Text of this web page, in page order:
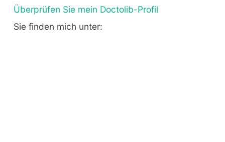
Überprüfen Sie mein Doctolib-Profil
Sie finden mich unter: